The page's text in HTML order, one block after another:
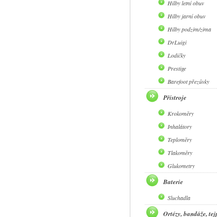
Hilby letní obuv
Hilby jarní obuv
Hilby podzim/zima
DrLuigi
Lodičky
Prestige
Barefoot přezůvky
Přístroje
Krokoměry
Inhalátory
Teploměry
Tlakoměry
Glukometry
Baterie
Sluchadla
Ortézy, bandáže,